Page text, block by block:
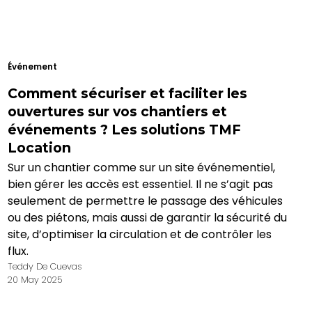
Événement
Comment sécuriser et faciliter les
ouvertures sur vos chantiers et
événements ? Les solutions TMF
Location
Sur un chantier comme sur un site événementiel,
bien gérer les accès est essentiel. Il ne s’agit pas
seulement de permettre le passage des véhicules
ou des piétons, mais aussi de garantir la sécurité du
site, d’optimiser la circulation et de contrôler les
flux.
Teddy De Cuevas
20 May 2025